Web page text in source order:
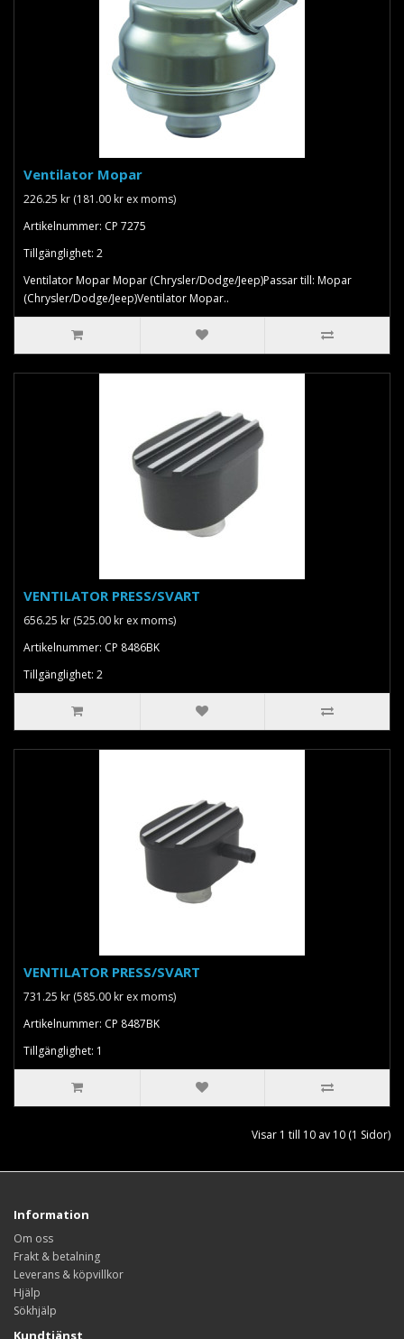
Ventilator Mopar
226.25 kr (181.00 kr ex moms)
Artikelnummer: CP 7275
Tillgänglighet: 2
Ventilator Mopar Mopar (Chrysler/Dodge/Jeep)Passar till: Mopar
(Chrysler/Dodge/Jeep)Ventilator Mopar..
VENTILATOR PRESS/SVART
656.25 kr (525.00 kr ex moms)
Artikelnummer: CP 8486BK
Tillgänglighet: 2
VENTILATOR PRESS/SVART
731.25 kr (585.00 kr ex moms)
Artikelnummer: CP 8487BK
Tillgänglighet: 1
Visar 1 till 10 av 10 (1 Sidor)
Information
Om oss
Frakt & betalning
Leverans & köpvillkor
Hjälp
Sökhjälp
Kundtjänst